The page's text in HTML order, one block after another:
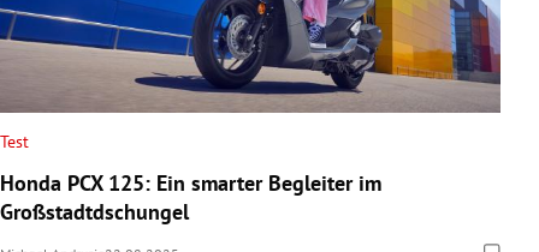
Test
Honda PCX 125: Ein smarter Begleiter im
Großstadtdschungel